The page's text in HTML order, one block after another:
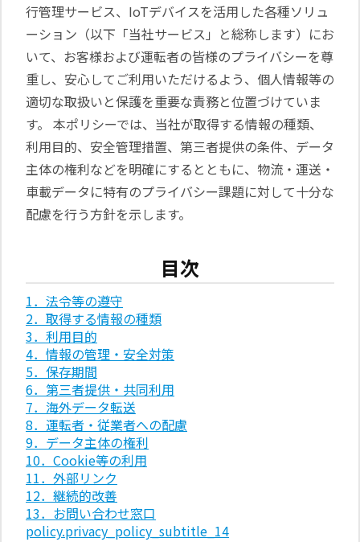
行管理サービス、IoTデバイスを活用した各種ソリュ
ーション（以下「当社サービス」と総称します）にお
いて、お客様および運転者の皆様のプライバシーを尊
重し、安心してご利用いただけるよう、個人情報等の
適切な取扱いと保護を重要な責務と位置づけていま
す。 本ポリシーでは、当社が取得する情報の種類、
利用目的、安全管理措置、第三者提供の条件、データ
主体の権利などを明確にするとともに、物流・運送・
車載データに特有のプライバシー課題に対して十分な
配慮を行う方針を示します。
目次
1．法令等の遵守
2．取得する情報の種類
3．利用目的
4．情報の管理・安全対策
5．保存期間
6．第三者提供・共同利用
7．海外データ転送
8．運転者・従業者への配慮
9．データ主体の権利
10．Cookie等の利用
11．外部リンク
12．継続的改善
13．お問い合わせ窓口
policy.privacy_policy_subtitle_14